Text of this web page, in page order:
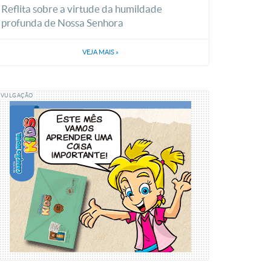
Reflita sobre a virtude da humildade
profunda de Nossa Senhora
VEJA MAIS »